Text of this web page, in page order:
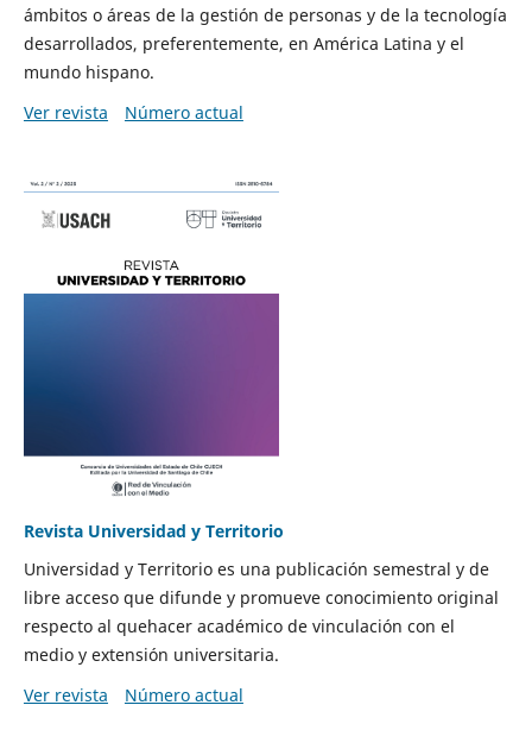
ámbitos o áreas de la gestión de personas y de la tecnología
desarrollados, preferentemente, en América Latina y el
mundo hispano.
Ver revista
Número actual
Revista Universidad y Territorio
Universidad y Territorio es una publicación semestral y de
libre acceso que difunde y promueve conocimiento original
respecto al quehacer académico de vinculación con el
medio y extensión universitaria.
Ver revista
Número actual